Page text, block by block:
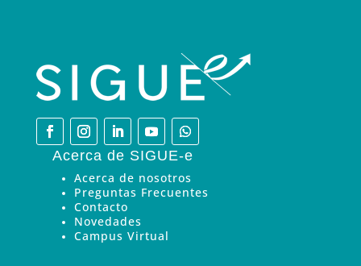
Acerca de SIGUE-e
Acerca de nosotros
Preguntas Frecuentes
Contacto
Novedades
Campus Virtual